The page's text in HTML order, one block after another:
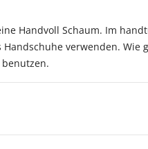
Handvoll Schaum. Im
verwenden. Wie